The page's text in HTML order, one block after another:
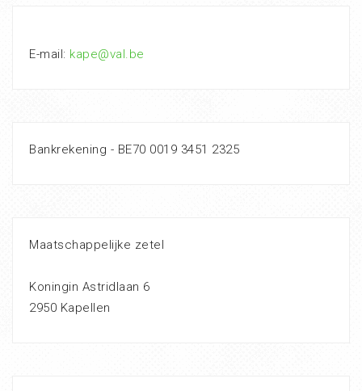
E-mail: kape@val.be
Bankrekening - BE70 0019 3451 2325
Maatschappelijke zetel
Koningin Astridlaan 6
2950 Kapellen